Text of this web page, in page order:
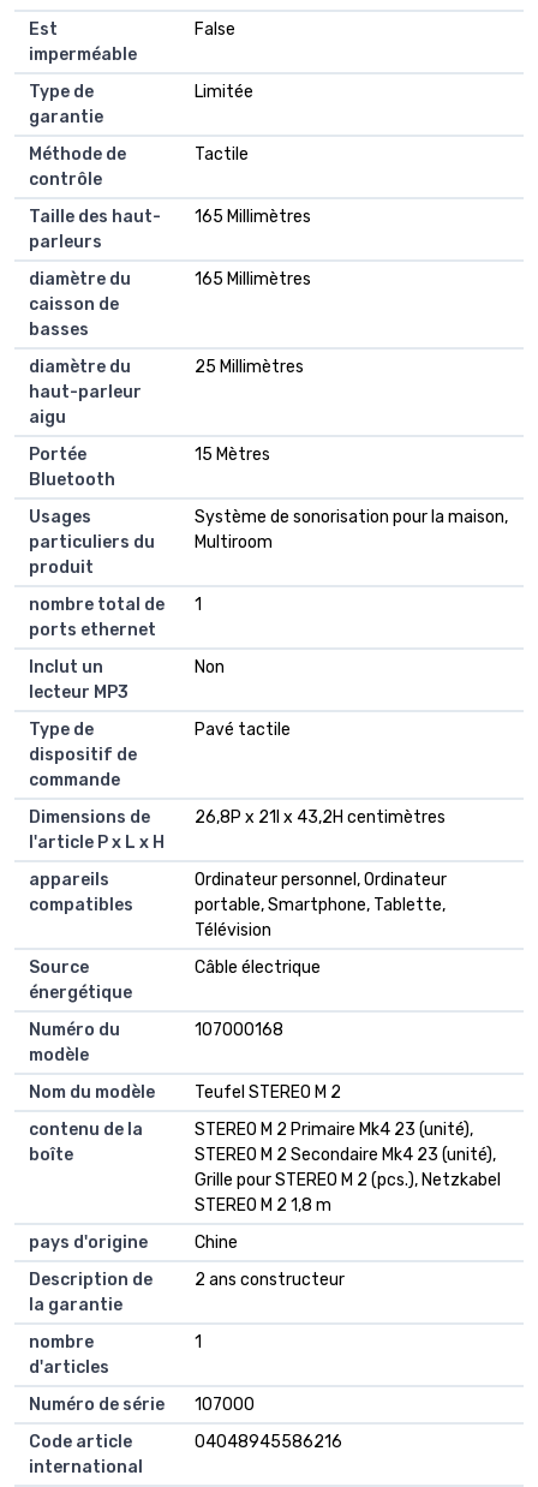
Est
imperméable
False
Type de
garantie
Limitée
Méthode de
contrôle
Tactile
Taille des haut-
parleurs
165 Millimètres
diamètre du
caisson de
basses
165 Millimètres
diamètre du
haut-parleur
aigu
25 Millimètres
Portée
Bluetooth
15 Mètres
Usages
particuliers du
produit
Système de sonorisation pour la maison,
Multiroom
nombre total de
ports ethernet
1
Inclut un
lecteur MP3
Non
Type de
dispositif de
commande
Pavé tactile
Dimensions de
l'article P x L x H
26,8P x 21l x 43,2H centimètres
appareils
compatibles
Ordinateur personnel, Ordinateur
portable, Smartphone, Tablette,
Télévision
Source
énergétique
Câble électrique
Numéro du
modèle
107000168
Nom du modèle
Teufel STEREO M 2
contenu de la
boîte
STEREO M 2 Primaire Mk4 23 (unité),
STEREO M 2 Secondaire Mk4 23 (unité),
Grille pour STEREO M 2 (pcs.), Netzkabel
STEREO M 2 1,8 m
pays d'origine
Chine
Description de
la garantie
2 ans constructeur
nombre
d'articles
1
Numéro de série
107000
Code article
international
04048945586216